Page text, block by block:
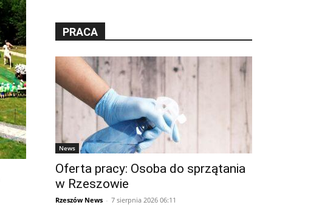
PRACA
News
Oferta pracy: Osoba do sprzątania
w Rzeszowie
Rzeszów News - 7 sierpnia 2026 06:11